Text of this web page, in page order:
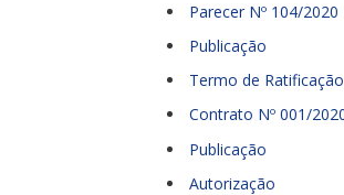
Parecer Nº 104/2020
Publicação
Termo de Ratificação
Contrato Nº 001/
Publicação
Autorização